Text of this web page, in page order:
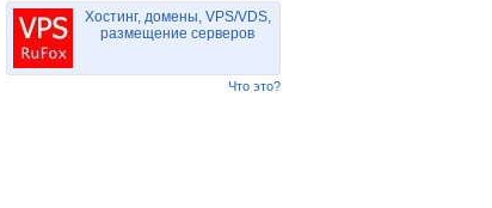
Хостинг, домены, VPS/VDS,
размещение серверов
Что это?